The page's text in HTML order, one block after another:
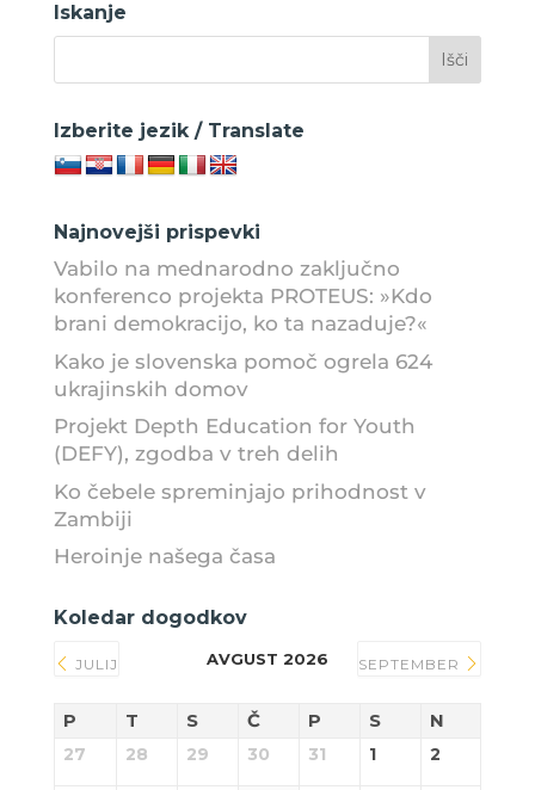
Iskanje
Izberite jezik / Translate
Najnovejši prispevki
Vabilo na mednarodno zaključno
konferenco projekta PROTEUS: »Kdo
brani demokracijo, ko ta nazaduje?«
Kako je slovenska pomoč ogrela 624
ukrajinskih domov
Projekt Depth Education for Youth
(DEFY), zgodba v treh delih
Ko čebele spreminjajo prihodnost v
Zambiji
Heroinje našega časa
Koledar dogodkov
JULIJ AVGUST 2026 SEPTEMBER
P T S Č P S N
27 28 29 30 31 1 2